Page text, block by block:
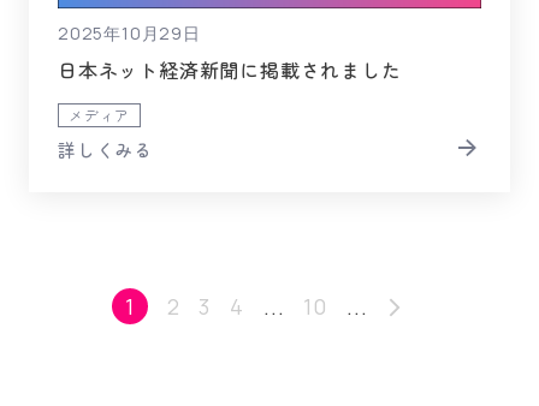
2025年10月29日
日本ネット経済新聞に掲載されました
メディア
詳しくみる
1 2 3 4 ... 10 ... arrow_forward_ios